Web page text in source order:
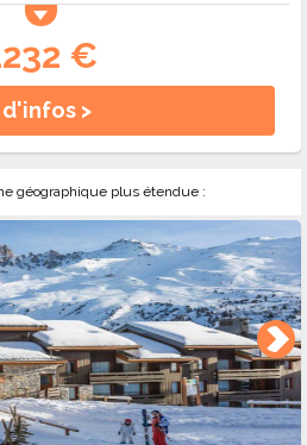
€
d'infos >
géographique plus étendue :